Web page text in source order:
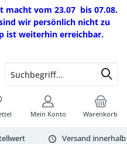
macht vom 23.07 bis 07.08.
wir persönlich nicht zu
ist weiterhin erreichbar.
Versand
Warenkorb
Mein Konto